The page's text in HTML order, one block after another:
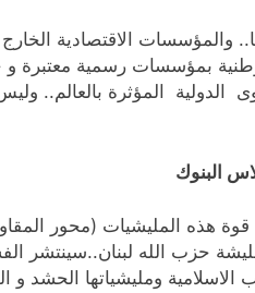
والمؤسسات الاقتصادية
وطنية بمؤسسات رسمية
المؤثرة بالعالم..
البنوك
هذه المليشيات (محور
حزب الله لبنان..سينتشر
ومليشياتها الحشد و